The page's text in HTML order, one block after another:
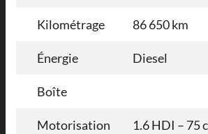
Kilométrage 86 650 km
Énergie Diesel
Boîte
Motorisation 1.6 HDI – 75